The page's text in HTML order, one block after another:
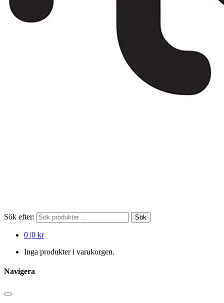
Sök efter: Sök
0 |0 kr
Inga produkter i varukorgen.
Navigera